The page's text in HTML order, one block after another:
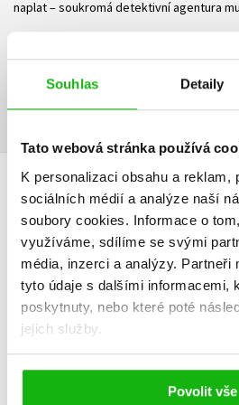
Souhlas Detaily
Tato webová stránka používá
K personalizaci obsahu a reklam,
sociálních médií a analýze naší
soubory cookies. Informace o
využíváme, sdílíme se svými
média, inzerci a analýzy. Partneři
tyto údaje s dalšími informacemi,
poskytnuty, nebo které poté
jejich služby.
Povolit vše
naplat – soukromá detektivní agentura
Ukázka.pdf
HODNOCENÍ ČTENÁŘŮ
V současné době nejsou vytvořena
Vaše hodnocení
Uživatelskou recenzi mohou vkládat